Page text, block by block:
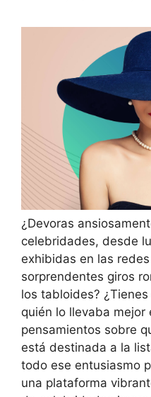
¿Devoras
celebridades, desde
exhibidas en las
sorprendentes giros
los tabloides?
quién lo llevaba
pensamientos sobre
está destinada a la
todo ese entusiasmo
una plataforma